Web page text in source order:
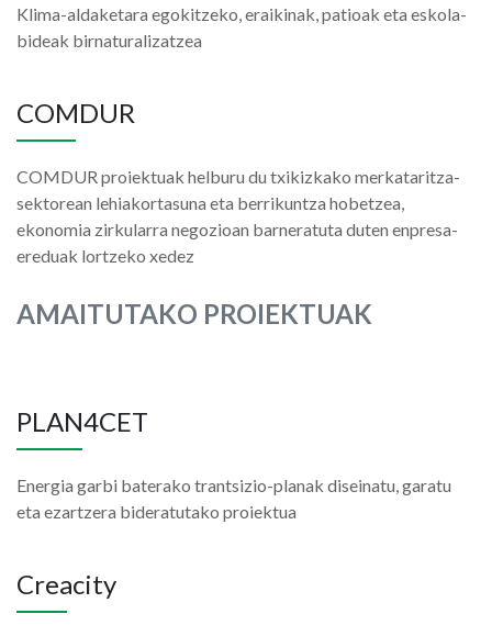
Klima-aldaketara egokitzeko, eraikinak, patioak eta eskola-
bideak birnaturalizatzea
COMDUR
COMDUR proiektuak helburu du txikizkako merkataritza-
sektorean lehiakortasuna eta berrikuntza hobetzea,
ekonomia zirkularra negozioan barneratuta duten enpresa-
ereduak lortzeko xedez
AMAITUTAKO PROIEKTUAK
PLAN4CET
Energia garbi baterako trantsizio-planak diseinatu, garatu
eta ezartzera bideratutako proiektua
Creacity